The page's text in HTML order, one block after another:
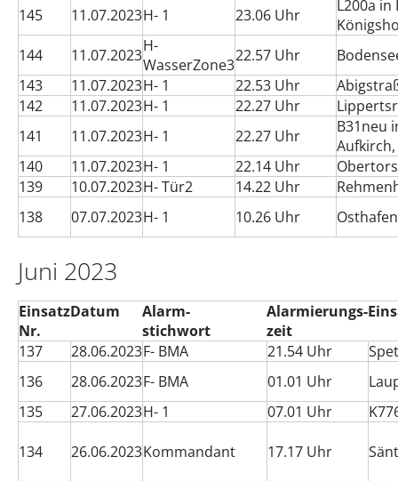
145 11.07.2023H- 1 23.06 Uhr
L200a
144
11.07.2023H-
WasserZone322.57 Uhr
143
11.07.2023H- 1 22.53 Uhr
142
11.07.2023H- 1 22.27 Uhr
141
11.07.2023H- 1 22.27 Uhr
B31neu
140
11.07.2023H- 1 22.14 Uhr
139
10.07.2023H- Tür2 14.22 Uhr
138
07.07.2023H- 1 10.26 Uhr Osthafen
Juni 2023
Einsatz
Nr.
Datum
Alarm-
stichwort
Alarmierungs-
zeit
137 28.06.2023F- BMA 21.54 Uhr
136
28.06.2023F- BMA 01.01 Uhr
135
27.06.2023H- 1 07.01 Uhr
134 26.06.2023Kommandant 17.17 Uhr